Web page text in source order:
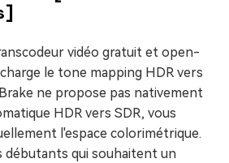
vidéo gratuit et open-
le tone mapping HDR vers
ne propose pas nativement
HDR vers SDR, vous
l'espace colorimétrique.
débutants qui souhaitent un